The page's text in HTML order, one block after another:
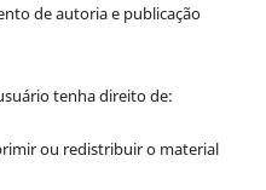
de autoria e publicação
tenha direito de:
ou redistribuir o material